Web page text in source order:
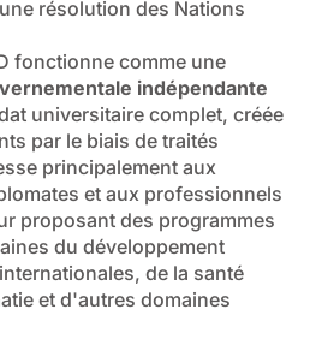
résolution des Nations
fonctionne comme une
indépendante
universitaire complet, créée
par le biais de traités
principalement aux
et aux professionnels
proposant des programmes
du développement
de la santé
et d'autres domaines